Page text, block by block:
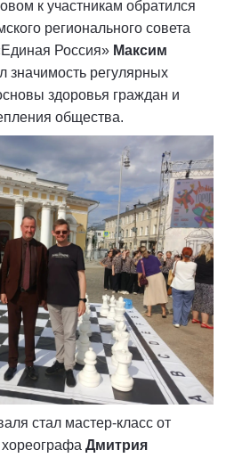
к участникам обратился
регионального совета
Россия» Максим
значимость регулярных
здоровья граждан и
общества.
стал мастер-класс от
хореографа Дмитрия